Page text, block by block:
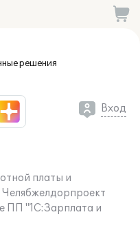
решения
Вход
платы и
ПП "1С:Зарплата и